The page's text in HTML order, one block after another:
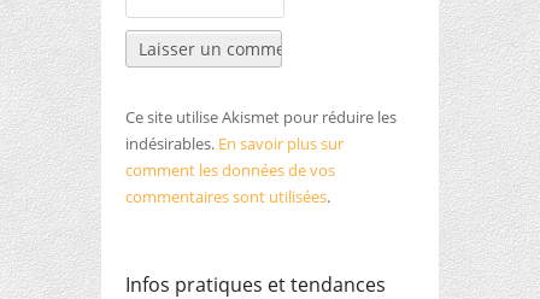
Ce site utilise Akismet pour réduire les
indésirables. En savoir plus sur
comment les données de vos
commentaires sont utilisées.
Infos pratiques et tendances